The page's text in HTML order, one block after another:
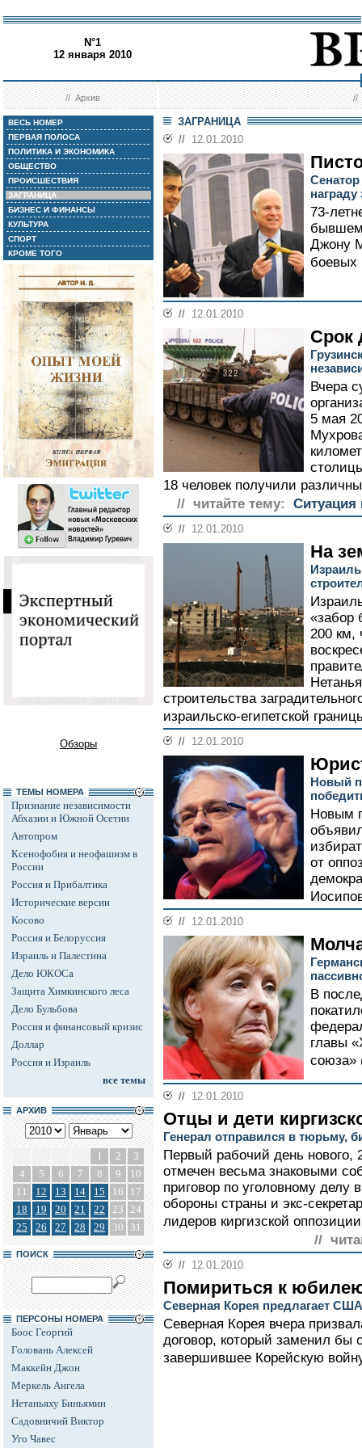
N°1
12 января 2010
//Архив //
ВЕСЬ НОМЕР
ПЕРВАЯ ПОЛОСА
ПОЛИТИКА И ЭКОНОМИКА
ОБЩЕСТВО
ПРОИСШЕСТВИЯ
ЗАГРАНИЦА
БИЗНЕС И ФИНАНСЫ
КУЛЬТУРА
СПОРТ
КРОМЕ ТОГО
Обзоры
ТЕМЫ НОМЕРА
Признание независимости
Абхазии и Южной Осетии
Автопром
Ксенофобия и неофашизм в
России
Россия и Прибалтика
Исторические версии
Косово
Россия и Белоруссия
Израиль и Палестина
Дело ЮКОСа
Защита Химкинского леса
Дело Бульбова
Россия и финансовый кризис
Доллар
Россия и Израиль
все темы
АРХИВ
1 2
3
4
5 6 7 8 9
10
11
12 13 14 15 16
17
18
19 20 21 22 23 24
25
26 27 28 29 30 31
ПОИСК
ПЕРСОНЫ НОМЕРА
Боос Георгий
Головань Алексей
Маккейн Джон
Меркель Ангела
Нетаньяху Биньямин
Садовничий Виктор
Уго Чавес
ЗАГРАНИЦА
// 12.01.2010
награду
73-
Джону
боевых
// 12.01.2010
Срок
Вчера
5 мая
18 человек получили
// читайте тему:
Ситуация
// 12.01.2010
На
«забор
200 км,
строительства
израильско-египетской
// 12.01.2010
Новый
Новым
от
// 12.01.2010
В
главы
// 12.01.2010
Отцы и дети
Генерал отправился в тюрьму,
Первый рабочий день нового,
отмечен весьма знаковыми
приговор по уголовному
обороны страны и экс-
лидеров киргизской
//
// 12.01.2010
Помириться к
Северная Корея предлагает
Северная Корея вчера
договор, который заменил бы
завершившее Корейскую